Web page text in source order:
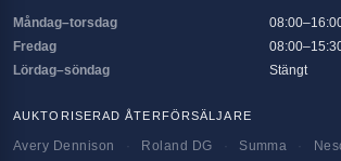
Måndag–torsdag
Fredag
Lördag–söndag
Stängt
AUKTORISERAD ÅTERFÖRSÄLJARE
Avery Dennison Roland DG Summa